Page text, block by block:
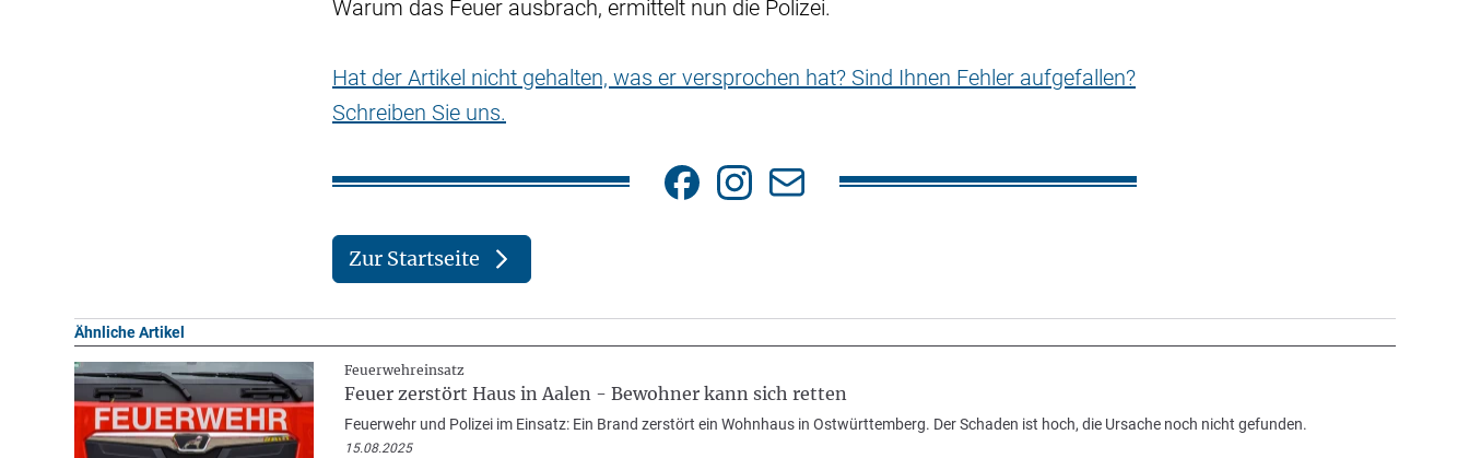
Warum das Feuer ausbrach, ermittelt nun die Polizei.
Hat der Artikel nicht gehalten, was er versprochen hat? Sind Ihnen Fehler aufgefallen?
Schreiben Sie uns.
Zur Startseite
Ähnliche Artikel
Feuerwehreinsatz
Feuer zerstört Haus in Aalen - Bewohner kann sich retten
Feuerwehr und Polizei im Einsatz: Ein Brand zerstört ein Wohnhaus in Ostwürttemberg. Der Schaden ist hoch, die Ursache noch nicht gefunden.
15.08.2025